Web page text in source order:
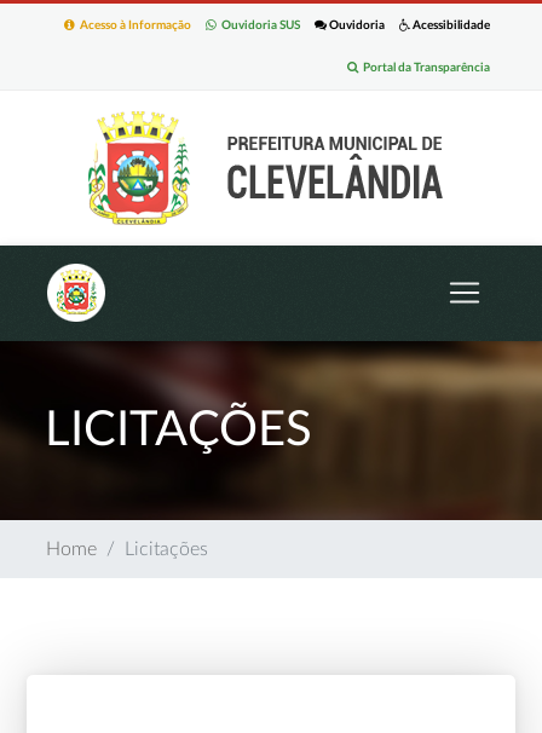
Acessibilidade
Ouvidoria
Ouvidoria SUS
Acesso à Informação
Portal da Transparência
LICITAÇÕES
Home Licitações